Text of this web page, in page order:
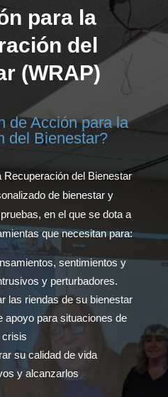
para la
del
(WRAP)
de Acción para la
del Bienestar?
Recuperación del Bienestar
de bienestar y
en el que se dota a
que necesitan para:
sentimientos y
y perturbadores.
las riendas de su bienestar
apoyo para situaciones de
crisis
su calidad de vida
y alcanzarlos